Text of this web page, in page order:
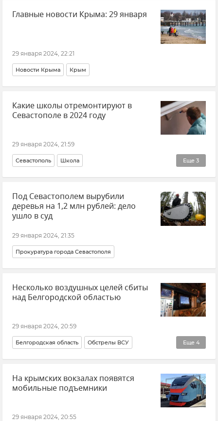
ВСУ (Вооруженные силы Украины) Обстрелы ВСУ
Главные новости Крыма: 29 января
29 января 2024, 22:21
Новости Крыма Крым
Какие школы отремонтируют в
Севастополе в 2024 году
29 января 2024, 21:59
Еще 3
Севастополь Школа
Образование в Крыму и Севастополе
Новости Крыма Михаил Развожаев
Под Севастополем вырубили
деревья на 1,2 млн рублей: дело
ушло в суд
29 января 2024, 21:35
Прокуратура города Севастополя
Несколько воздушных целей сбиты
над Белгородской областью
29 января 2024, 20:59
Еще 4
Белгородская область Обстрелы ВСУ
Обстрелы Белгородской области Вячеслав Гладков
Новости ВСУ (Вооруженные силы Украины)
На крымских вокзалах появятся
мобильные подъемники
29 января 2024, 20:55